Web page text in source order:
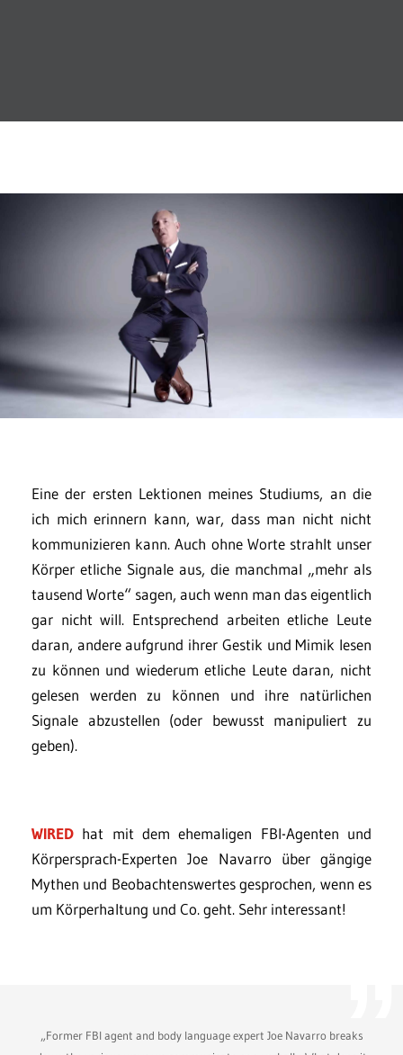
Eine der ersten Lektionen meines Studiums, an die
ich mich erinnern kann, war, dass man nicht nicht
kommunizieren kann. Auch ohne Worte strahlt unser
Körper etliche Signale aus, die manchmal „mehr als
tausend Worte“ sagen, auch wenn man das eigentlich
gar nicht will. Entsprechend arbeiten etliche Leute
daran, andere aufgrund ihrer Gestik und Mimik lesen
zu können und wiederum etliche Leute daran, nicht
gelesen werden zu können und ihre natürlichen
Signale abzustellen (oder bewusst manipuliert zu
geben).
WIRED hat mit dem ehemaligen FBI-Agenten und
Körpersprach-Experten Joe Navarro über gängige
Mythen und Beobachtenswertes gesprochen, wenn es
um Körperhaltung und Co. geht. Sehr interessant!
„Former FBI agent and body language expert Joe Navarro breaks